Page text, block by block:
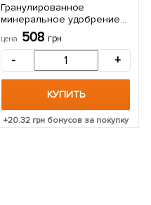
Гранулированное
минеральное удобрение
BIOGrand "Для роз"
(БИОГранд) ТМ "AGRO-X" 1кг
цена 508 грн
- +
КУПИТЬ
+20.32 грн бонусов за покупку